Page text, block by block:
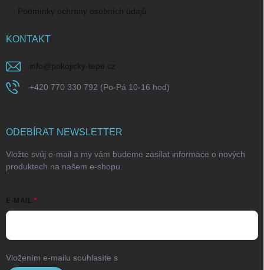
Podmínky ochrany osobních údajů
KONTAKT
info @pokojicky-tepe.cz
+420 770 330 792 (Po-Pá 10-16 hod)
ODEBÍRAT NEWSLETTER
Vložte svůj e-mail a my vám budeme zasílat informace o nových
produktech na našem e-shopu.
E-MAIL
Vložením e-mailu souhlasíte s